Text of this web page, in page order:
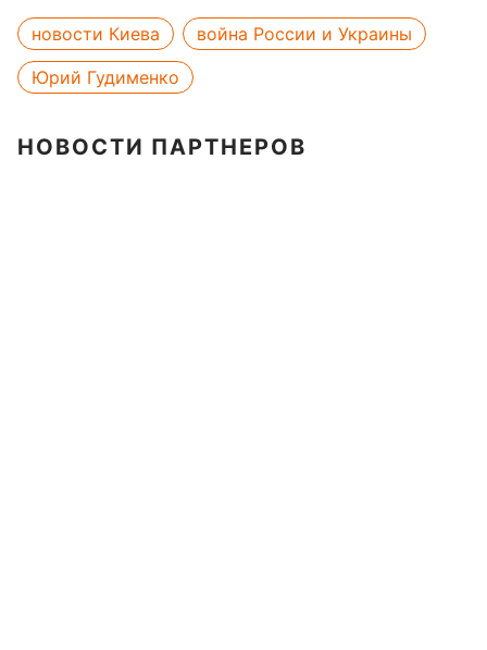
новости Киева
война России и Украины
Юрий Гудименко
НОВОСТИ ПАРТНЕРОВ